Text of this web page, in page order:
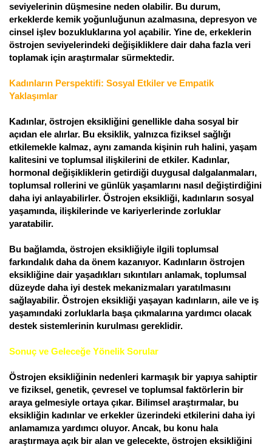
seviyelerinin düşmesine neden olabilir. Bu durum,
erkeklerde kemik yoğunluğunun azalmasına, depresyon ve
cinsel işlev bozukluklarına yol açabilir. Yine de, erkeklerin
östrojen seviyelerindeki değişikliklere dair daha fazla veri
toplamak için araştırmalar sürmektedir.
Kadınların Perspektifi: Sosyal Etkiler ve Empatik
Yaklaşımlar
Kadınlar, östrojen eksikliğini genellikle daha sosyal bir
açıdan ele alırlar. Bu eksiklik, yalnızca fiziksel sağlığı
etkilemekle kalmaz, aynı zamanda kişinin ruh halini, yaşam
kalitesini ve toplumsal ilişkilerini de etkiler. Kadınlar,
hormonal değişikliklerin getirdiği duygusal dalgalanmaları,
toplumsal rollerini ve günlük yaşamlarını nasıl değiştirdiğini
daha iyi anlayabilirler. Östrojen eksikliği, kadınların sosyal
yaşamında, ilişkilerinde ve kariyerlerinde zorluklar
yaratabilir.
Bu bağlamda, östrojen eksikliğiyle ilgili toplumsal
farkındalık daha da önem kazanıyor. Kadınların östrojen
eksikliğine dair yaşadıkları sıkıntıları anlamak, toplumsal
düzeyde daha iyi destek mekanizmaları yaratılmasını
sağlayabilir. Östrojen eksikliği yaşayan kadınların, aile ve iş
yaşamındaki zorluklarla başa çıkmalarına yardımcı olacak
destek sistemlerinin kurulması gereklidir.
Sonuç ve Geleceğe Yönelik Sorular
Östrojen eksikliğinin nedenleri karmaşık bir yapıya sahiptir
ve fiziksel, genetik, çevresel ve toplumsal faktörlerin bir
araya gelmesiyle ortaya çıkar. Bilimsel araştırmalar, bu
eksikliğin kadınlar ve erkekler üzerindeki etkilerini daha iyi
anlamamıza yardımcı oluyor. Ancak, bu konu hala
araştırmaya açık bir alan ve gelecekte, östrojen eksikliğini